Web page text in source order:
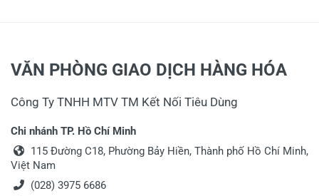
VĂN PHÒNG GIAO DỊCH HÀNG HÓA
Công Ty TNHH MTV TM Kết Nối Tiêu Dùng
Chi nhánh TP. Hồ Chí Minh
115 Đường C18, Phường Bảy Hiền, Thành phố Hồ Chí Minh,
Việt Nam
(028) 3975 6686